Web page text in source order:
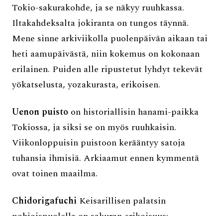
Tokio-sakurakohde, ja se näkyy ruuhkassa.
Iltakahdeksalta jokiranta on tungos täynnä.
Mene sinne arkiviikolla puolenpäivän aikaan tai
heti aamupäivästä, niin kokemus on kokonaan
erilainen. Puiden alle ripustetut lyhdyt tekevät
yökatselusta, yozakurasta, erikoisen.
Uenon puisto on historiallisin hanami-paikka
Tokiossa, ja siksi se on myös ruuhkaisin.
Viikonloppuisin puistoon kerääntyy satoja
tuhansia ihmisiä. Arkiaamut ennen kymmentä
ovat toinen maailma.
Chidorigafuchi Keisarillisen palatsin